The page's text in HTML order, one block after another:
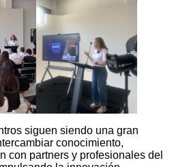
siguen siendo una gran
conocimiento,
con partners y profesionales del